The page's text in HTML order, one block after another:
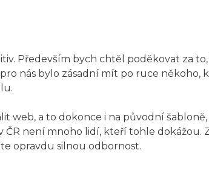
Především bych chtěl poděkovat za to,
nás bylo zásadní mít po ruce někoho,
web, a to dokonce i na původní
není mnoho lidí, kteří tohle dokážou.
opravdu silnou odbornost.